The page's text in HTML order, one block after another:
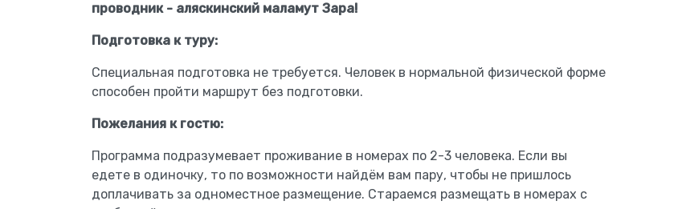
проводник - аляскинский маламут Зара!
Подготовка к туру:
Специальная подготовка не требуется. Человек в нормальной физической форме
способен пройти маршрут без подготовки.
Пожелания к гостю:
Программа подразумевает проживание в номерах по 2-3 человека. Если вы
едете в одиночку, то по возможности найдём вам пару, чтобы не пришлось
доплачивать за одноместное размещение. Стараемся размещать в номерах с